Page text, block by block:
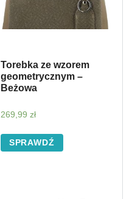
Torebka ze wzorem
geometrycznym –
Beżowa
269,99 zł
SPRAWDŹ